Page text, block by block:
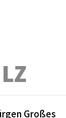
Großes